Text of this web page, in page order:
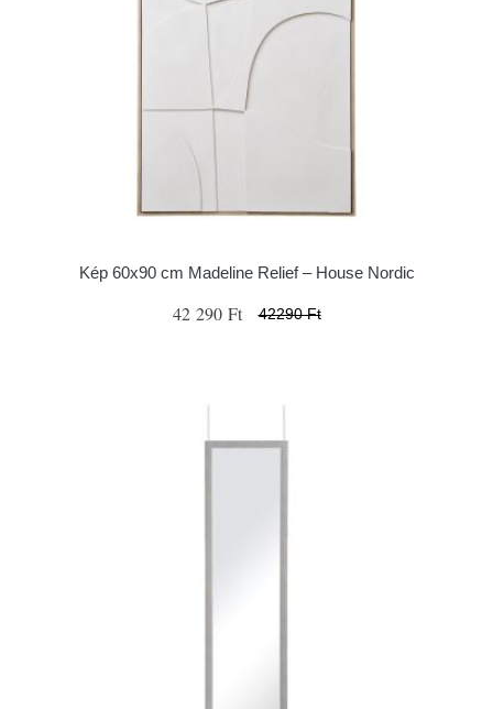
Kép 60x90 cm Madeline Relief – House Nordic
42 290 Ft 42290 Ft